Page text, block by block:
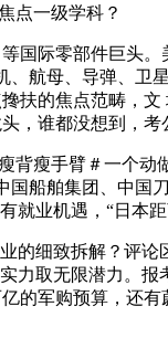
点一级学科？
际零部件巨头。
航母、导弹、
扶的焦点范畴，
，谁都没想到，
瘦手臂＃一个动
国船舶集团、中
就业机遇，“日本距
细致拆解？评论
力取无限潜力。
的军购预算，还